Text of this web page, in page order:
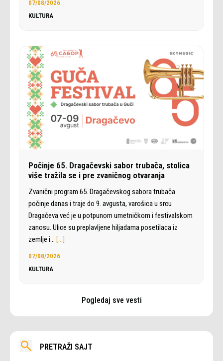
07/08/2026
KULTURA
Počinje 65. Dragačevski sabor trubača, stolica
više tražila se i pre zvaničnog otvaranja
Zvanični program 65. Dragačevskog sabora trubača
počinje danas i traje do 9. avgusta, varošica u srcu
Dragačeva već je u potpunom umetničkom i festivalskom
zanosu. Ulice su preplavljene hiljadama posetilaca iz
zemlje i… […]
07/08/2026
KULTURA
Pogledaj sve vesti
PRETRAŽI SAJT